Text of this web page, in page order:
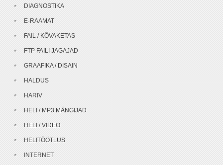
DIAGNOSTIKA
E-RAAMAT
FAIL / KÕVAKETAS
FTP FAILI JAGAJAD
GRAAFIKA / DISAIN
HALDUS
HARIV
HELI / MP3 MÄNGIJAD
HELI / VIDEO
HELITÖÖTLUS
INTERNET